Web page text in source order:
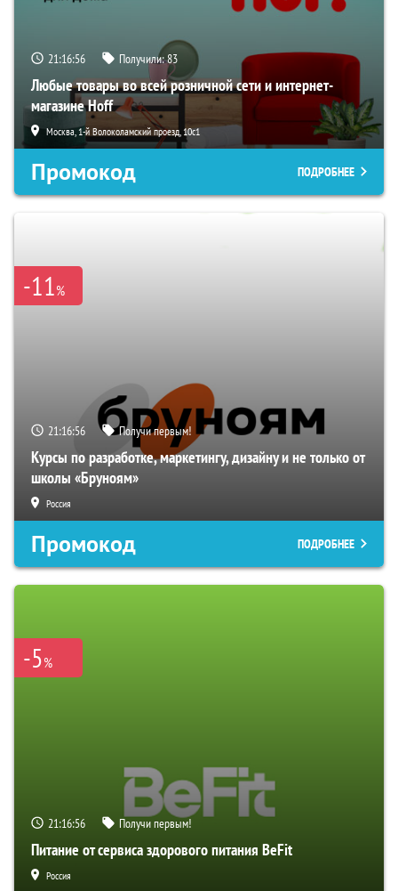
21:16:55 Получили:83
Любые товары во всей розничной сети и интернет-
магазине Hoff
Москва, 1-й Волоколамский проезд, 10с1
Промокод ПОДРОБНЕЕ
-11%
21:16:55 Получи первым!
Курсы по разработке, маркетингу, дизайну и не только от
школы «Бруноям»
Россия
Промокод ПОДРОБНЕЕ
-5%
21:16:55 Получи первым!
Питание от сервиса здорового питания BeFit
Россия